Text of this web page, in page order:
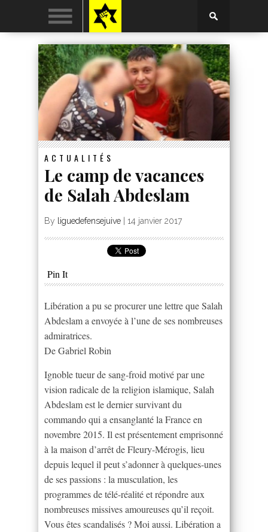
ACTUALITÉS
Le camp de vacances
de Salah Abdeslam
By liguedefensejuive 14 janvier 2017
Pin It
Libération a pu se procurer une lettre que Salah
Abdeslam a envoyée à l’une de ses nombreuses
admiratrices.
De Gabriel Robin
Ignoble tueur de sang-froid motivé par une
vision radicale de la religion islamique, Salah
Abdeslam est le dernier survivant du
commando qui a ensanglanté la France en
novembre 2015. Il est présentement emprisonné
à la maison d’arrêt de Fleury-Mérogis, lieu
depuis lequel il peut s’adonner à quelques-unes
de ses passions : la musculation, les
programmes de télé-réalité et répondre aux
nombreuses missives amoureuses qu’il reçoit.
Vous êtes scandalisés ? Moi aussi. Libération a